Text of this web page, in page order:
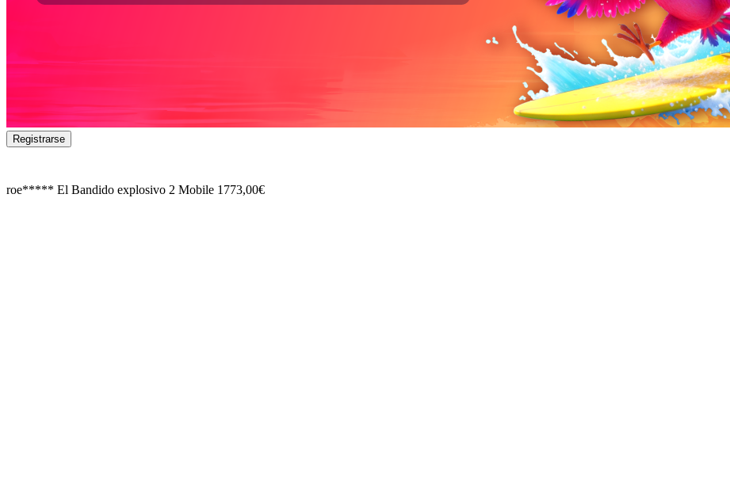
Registrarse
roe***** El Bandido explosivo 2 Mobile 1773,00€